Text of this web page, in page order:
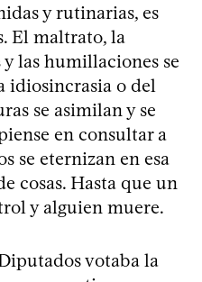
y rutinarias, es
El maltrato, la
las humillaciones se
idiosincrasia o del
se asimilan y se
en consultar a
se eternizan en esa
cosas. Hasta que un
y alguien muere.
votaba la